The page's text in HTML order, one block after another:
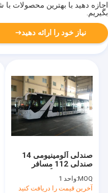
اجازه دهید با بهترین محصولات
بگیریم.
نیاز خود را ارائه دهید
صندلی آلومینیومی 14
صندلی 112 مسافر
اتوبوس
MOQ: واحد 1
آخرین قیمت را دریافت کنید